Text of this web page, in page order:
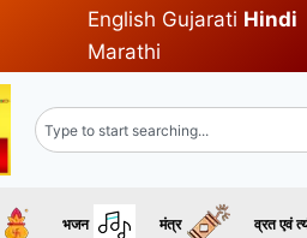
English Gujarati Hindi
Marathi
भजन मंत्र व्रत एवं